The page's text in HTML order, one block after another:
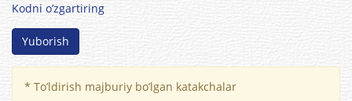
Kodni o’zgartiring
Yuborish
* To’ldirish majburiy bo’lgan katakchalar